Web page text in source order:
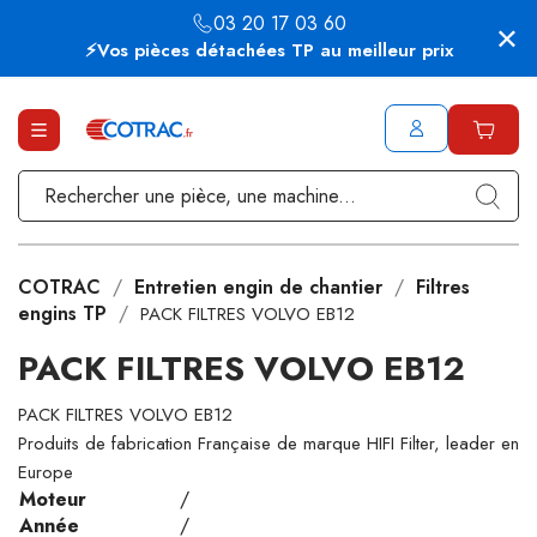
⚡Vos pièces détachées TP au meilleur prix
03 20 17 03 60
COTRAC Entretien engin de chantier
Filtres
engins TP
PACK FILTRES VOLVO EB12
PACK FILTRES VOLVO EB12
PACK FILTRES VOLVO EB12
Produits de fabrication Française de marque HIFI Filter, leader en
Europe
Moteur
/
Année
/